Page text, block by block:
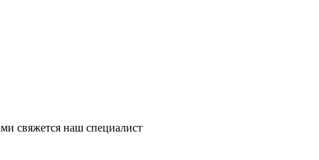
свяжется наш специалист